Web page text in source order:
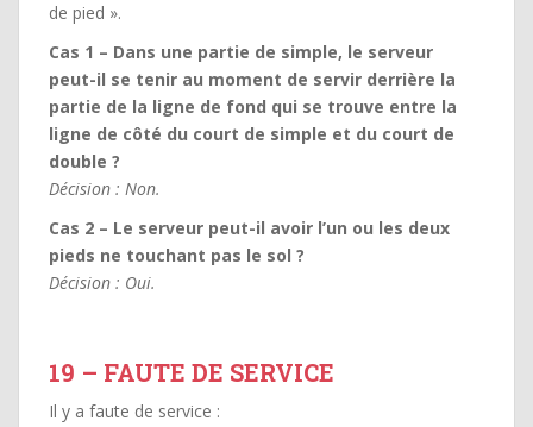
de pied ».
Cas 1 – Dans une partie de simple, le serveur
peut-il se tenir au moment de servir derrière la
partie de la ligne de fond qui se trouve entre la
ligne de côté du court de simple et du court de
double ?
Décision : Non.
Cas 2 – Le serveur peut-il avoir l’un ou les deux
pieds ne touchant pas le sol ?
Décision : Oui.
19 – FAUTE DE SERVICE
Il y a faute de service :